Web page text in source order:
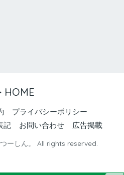
HOME
プライバシーポリシー
記
お問い合わせ 広告掲載
ーしん。 All rights reserved.